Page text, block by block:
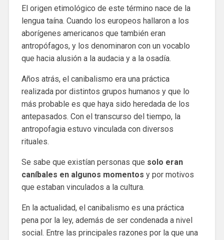
El origen etimológico de este término nace de la
lengua taína. Cuando los europeos hallaron a los
aborígenes americanos que también eran
antropófagos, y los denominaron con un vocablo
que hacia alusión a la audacia y a la osadía.
Años atrás, el canibalismo era una práctica
realizada por distintos grupos humanos y que lo
más probable es que haya sido heredada de los
antepasados. Con el transcurso del tiempo, la
antropofagia estuvo vinculada con diversos
rituales.
Se sabe que existían personas que solo eran
caníbales en algunos momentos y por motivos
que estaban vinculados a la cultura.
En la actualidad, el canibalismo es una práctica
pena por la ley, además de ser condenada a nivel
social. Entre las principales razones por la que una